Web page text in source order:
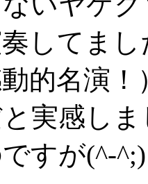
してまし
動的名演
実感し
すが(^-